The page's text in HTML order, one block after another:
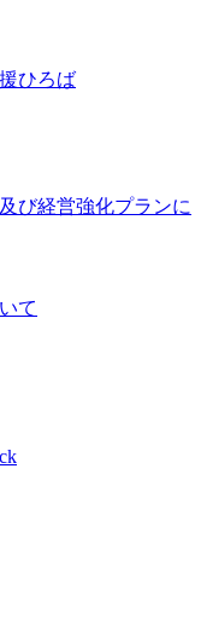
ひろば
び経営強化プランに
て